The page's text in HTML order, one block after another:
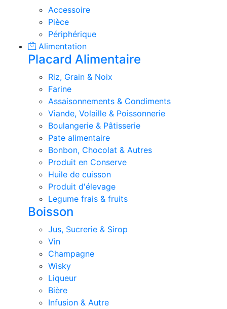
Accessoire
Pièce
Périphérique
Alimentation
Placard Alimentaire
Riz, Grain & Noix
Farine
Assaisonnements & Condiments
Viande, Volaille & Poissonnerie
Boulangerie & Pâtisserie
Pate alimentaire
Bonbon, Chocolat & Autres
Produit en Conserve
Huile de cuisson
Produit d'élevage
Legume frais & fruits
Boisson
Jus, Sucrerie & Sirop
Vin
Champagne
Wisky
Liqueur
Bière
Infusion & Autre